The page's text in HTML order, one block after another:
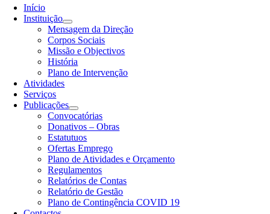
Início
Instituição
Mensagem da Direção
Corpos Sociais
Missão e Objectivos
História
Plano de Intervenção
Atividades
Serviços
Publicações
Convocatórias
Donativos – Obras
Estatutuos
Ofertas Emprego
Plano de Atividades e Orçamento
Regulamentos
Relatórios de Contas
Relatório de Gestão
Plano de Contingência COVID 19